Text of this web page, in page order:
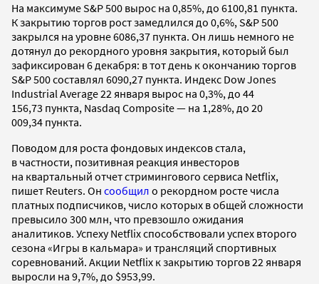
На максимуме S&P 500 вырос на 0,85%, до 6100,81 пункта.
К закрытию торгов рост замедлился до 0,6%, S&P 500
закрылся на уровне 6086,37 пункта. Он лишь немного не
дотянул до рекордного уровня закрытия, который был
зафиксирован 6 декабря: в тот день к окончанию торгов
S&P 500 составлял 6090,27 пункта. Индекс Dow Jones
Industrial Average 22 января вырос на 0,3%, до 44
156,73 пункта, Nasdaq Composite — на 1,28%, до 20
009,34 пункта.
Поводом для роста фондовых индексов стала,
в частности, позитивная реакция инвесторов
на квартальный отчет стримингового сервиса Netflix,
пишет Reuters. Он сообщил о рекордном росте числа
платных подписчиков, число которых в общей сложности
превысило 300 млн, что превзошло ожидания
аналитиков. Успеху Netflix способствовали успех второго
сезона «Игры в кальмара» и трансляций спортивных
соревнований. Акции Netflix к закрытию торгов 22 января
выросли на 9,7%, до $953,99.